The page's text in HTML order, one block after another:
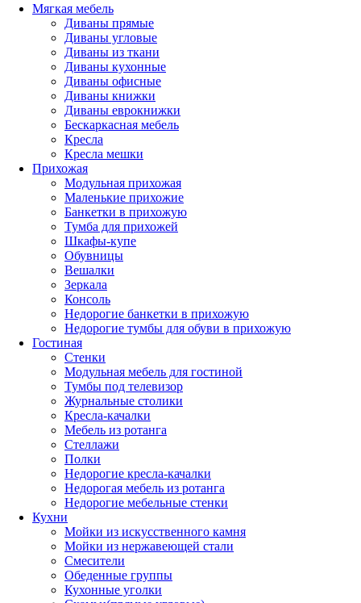
Мягкая мебель
Диваны прямые
Диваны угловые
Диваны из ткани
Диваны кухонные
Диваны офисные
Диваны книжки
Диваны еврокнижки
Бескаркасная мебель
Кресла
Кресла мешки
Прихожая
Модульная прихожая
Маленькие прихожие
Банкетки в прихожую
Тумба для прихожей
Шкафы-купе
Обувницы
Вешалки
Зеркала
Консоль
Недорогие банкетки в прихожую
Недорогие тумбы для обуви в прихожую
Гостиная
Стенки
Модульная мебель для гостиной
Тумбы под телевизор
Журнальные столики
Кресла-качалки
Мебель из ротанга
Стеллажи
Полки
Недорогие кресла-качалки
Недорогая мебель из ротанга
Недорогие мебельные стенки
Кухни
Мойки из искусственного камня
Мойки из нержавеющей стали
Смесители
Обеденные группы
Кухонные уголки